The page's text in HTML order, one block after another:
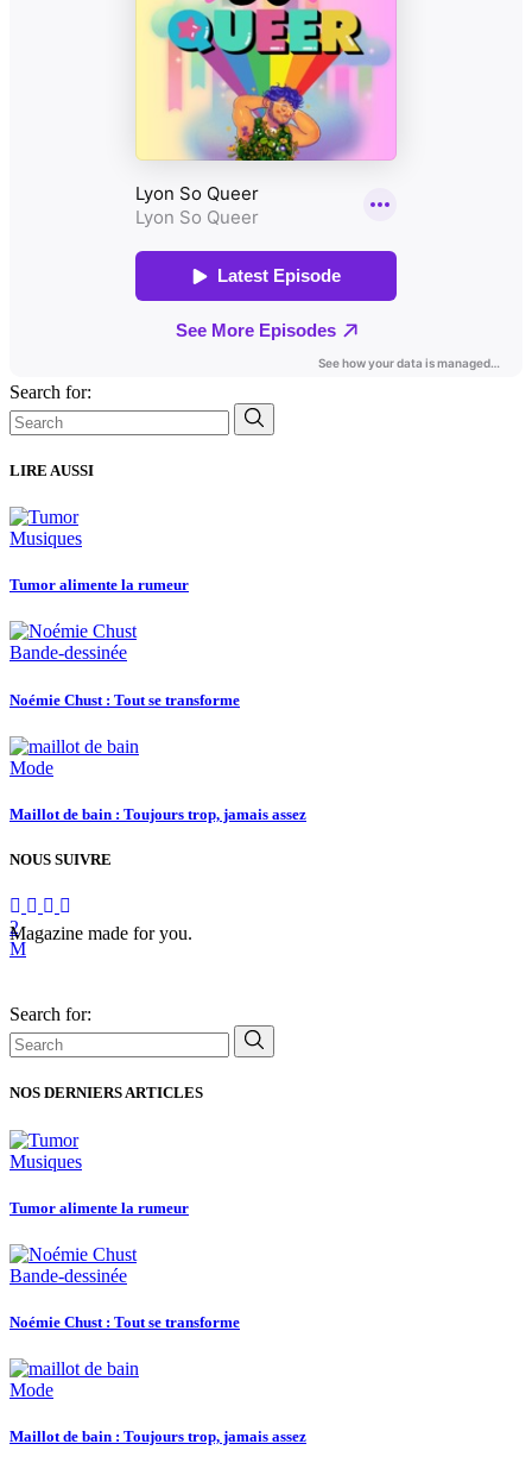
Search for:
LIRE AUSSI
Musiques
Tumor alimente la rumeur
Bande-dessinée
Noémie Chust : Tout se transforme
Mode
Maillot de bain : Toujours trop, jamais assez
NOUS SUIVRE
Magazine made for you.
Search for:
NOS DERNIERS ARTICLES
Musiques
Tumor alimente la rumeur
Bande-dessinée
Noémie Chust : Tout se transforme
Mode
Maillot de bain : Toujours trop, jamais assez